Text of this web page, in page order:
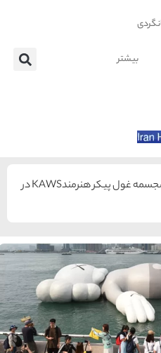
شهرهای منتخب ایران
تهران
راهنمای
سفر به
تهران
رزرو
هتل
های
تهران